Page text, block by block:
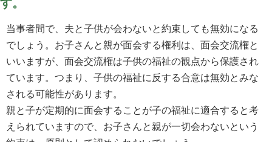
す。
当事者間で、夫と子供が会わないと約束しても無効になる
でしょう。お子さんと親が面会する権利は、面会交流権と
いいますが、面会交流権は子供の福祉の観点から保護され
ています。つまり、子供の福祉に反する合意は無効とみな
される可能性があります。
親と子が定期的に面会することが子の福祉に適合すると考
えられていますので、お子さんと親が一切会わないという